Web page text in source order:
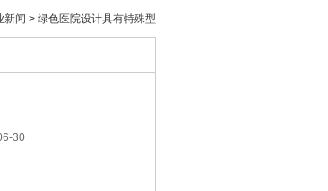
新闻 > 绿色医院设计具有特殊型
30